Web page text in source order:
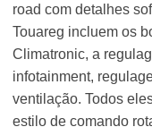
road com detalhes
Touareg incluem os
Climatronic, a
infotainment,
ventilação. Todos
estilo de comando